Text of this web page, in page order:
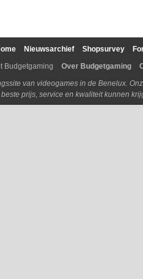
Nieuwsarchief Shopsurvey
Budgetgaming
Over Budgetgaming
van videogames in de Benelux.
prijs, service en kwaliteit kunnen